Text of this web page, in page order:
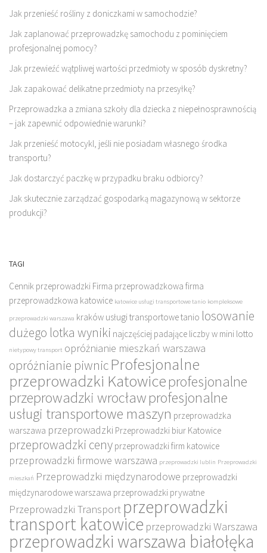
Jak przenieść rośliny z doniczkami w samochodzie?
Jak zaplanować przeprowadzkę samochodu z pominięciem
profesjonalnej pomocy?
Jak przewieźć wątpliwej wartości przedmioty w sposób dyskretny?
Jak zapakować delikatne przedmioty na przesyłkę?
Przeprowadzka a zmiana szkoły dla dziecka z niepełnosprawnością
– jak zapewnić odpowiednie warunki?
Jak przenieść motocykl, jeśli nie posiadam własnego środka
transportu?
Jak dostarczyć paczkę w przypadku braku odbiorcy?
Jak skutecznie zarządzać gospodarką magazynową w sektorze
produkcji?
TAGI
Cennik przeprowadzki Firma przeprowadzkowa firma
przeprowadzkowa katowice katowice usługi transportowe tanio kompleksowe
przeprowadzki warszawa kraków usługi transportowe tanio losowanie
dużego lotka wyniki najczęściej padające liczby w mini lotto
nietypowy transport opróżnianie mieszkań warszawa
opróżnianie piwnicProfesjonalne
przeprowadzki Katowiceprofesjonalne
przeprowadzki wrocławprofesjonalne
usługi transportowe maszyn przeprowadzka
warszawa przeprowadzki Przeprowadzki biur Katowice
przeprowadzki ceny przeprowadzki firm katowice
przeprowadzki firmowe warszawa przeprowadzki lublin Przeprowadzki
mieszkań Przeprowadzki międzynarodowe przeprowadzki
międzynarodowe warszawa przeprowadzki prywatne
Przeprowadzki Transport przeprowadzki
transport katowice przeprowadzki Warszawa
przeprowadzki warszawa białołęka